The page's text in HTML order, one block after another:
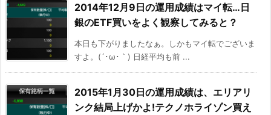
2014年12月9日の運用成績はマイ転…日
銀のETF買いをよく観察してみると？
本日も下がりましたなぁ。しかもマイ転でございま
すよ。(´･ω･｀) 日経平均も前 ...
2015年1月30日の運用成績は、エリアリ
ンク結局上げかよ!テクノホライゾン買え